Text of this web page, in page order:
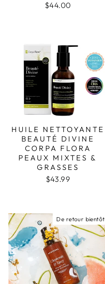
$44.00
HUILE NETTOYANTE
BEAUTÉ DIVINE
CORPA FLORA
PEAUX MIXTES &
GRASSES
$43.99
De retour bientôt